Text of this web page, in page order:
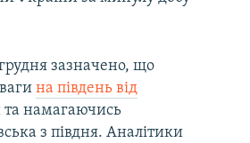
зазначено, що
на південь від
та намагаючись
з півдня. Аналітики